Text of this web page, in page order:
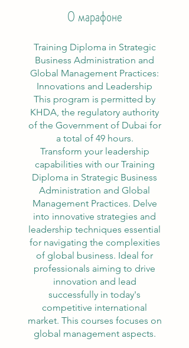
О марафоне
Training Diploma in Strategic
Business Administration and
Global Management Practices:
Innovations and Leadership
This program is permitted by
KHDA, the regulatory authority
of the Government of Dubai for
a total of 49 hours.
Transform your leadership
capabilities with our Training
Diploma in Strategic Business
Administration and Global
Management Practices. Delve
into innovative strategies and
leadership techniques essential
for navigating the complexities
of global business. Ideal for
professionals aiming to drive
innovation and lead
successfully in today's
competitive international
market. This courses focuses on
global management aspects.